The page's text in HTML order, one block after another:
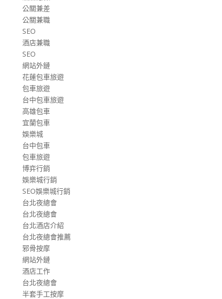
公關兼差
公關兼職
SEO
酒店兼職
SEO
網站外鏈
花蓮包車旅遊
包車旅遊
台中包車旅遊
高雄包車
宜蘭包車
娛樂城
台中包車
包車旅遊
博弈行銷
娛樂城行銷
SEO娛樂城行銷
台北夜總會
台北夜總會
台北酒店介紹
台北夜總會推薦
邪骨按摩
網站外鏈
酒店工作
台北夜總會
半套手工按摩